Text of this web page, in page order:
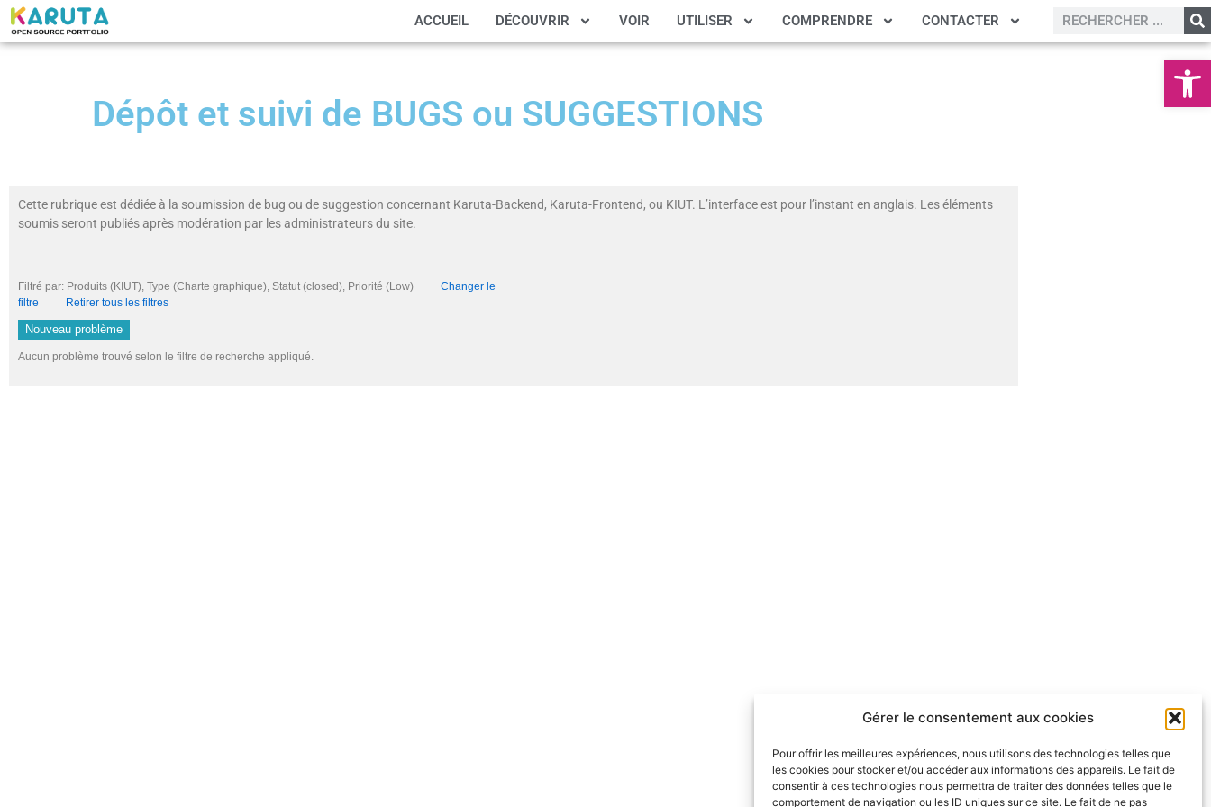
Ouvrir
Gérer le consentement aux cookies
Pour offrir les meilleures expériences, nous utilisons des technologies telles que
les cookies pour stocker et/ou accéder aux informations des appareils. Le fait de
consentir à ces technologies nous permettra de traiter des données telles que le
comportement de navigation ou les ID uniques sur ce site. Le fait de ne pas
ACCUEIL DÉCOUVRIR VOIR UTILISER COMPRENDRE CONTACTER
Dépôt et suivi de BUGS ou SUGGESTIONS
Cette rubrique est dédiée à la soumission de bug ou de suggestion concernant Karuta-Backend, Karuta-Frontend, ou KIUT. L’interface est pour l’instant en anglais. Les éléments
soumis seront publiés après modération par les administrateurs du site.
Filtré par: Produits (KIUT), Type (Charte graphique), Statut (closed), Priorité (Low) Changer le
filtre
Retirer tous les filtres
Nouveau problème
Aucun problème trouvé selon le filtre de recherche appliqué.